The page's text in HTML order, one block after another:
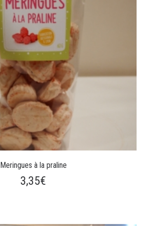
Meringues à la praline
3,35€